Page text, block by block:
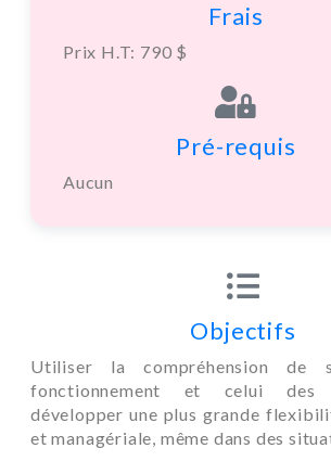
Frais
Prix H.T: 790 $
Pré-requis
Aucun
Objectifs
Utiliser la compréhension de
fonctionnement et celui des
développer une plus grande
et managériale, même dans des